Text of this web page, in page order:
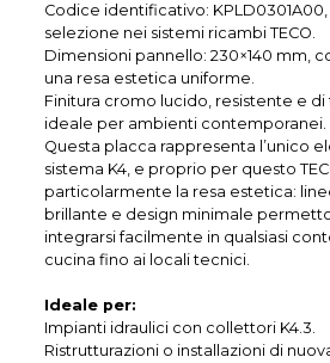
Codice identificativo:
selezione nei sistemi ricambi TECO.
Dimensioni pannello: 230×140 mm,
una resa estetica uniforme.
Finitura cromo lucido, resistente e
ideale per ambienti contemporanei.
Questa placca rappresenta l’unico
sistema K4, e proprio per questo
particolarmente la resa estetica:
brillante e design minimale
integrarsi facilmente in qualsiasi
cucina fino ai locali tecnici.
Ideale per:
Impianti idraulici con collettori K4.3.
Ristrutturazioni o installazioni di